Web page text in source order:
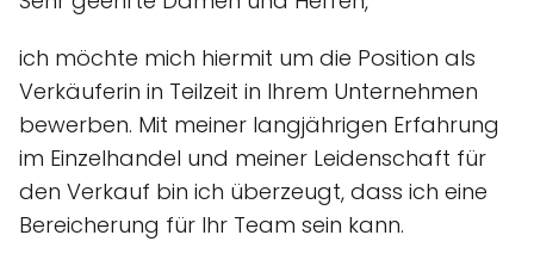
ich möchte mich hiermit um die Position als
Verkäuferin in Teilzeit in Ihrem Unternehmen
bewerben. Mit meiner langjährigen Erfahrung
im Einzelhandel und meiner Leidenschaft für
den Verkauf bin ich überzeugt, dass ich eine
Bereicherung für Ihr Team sein kann.